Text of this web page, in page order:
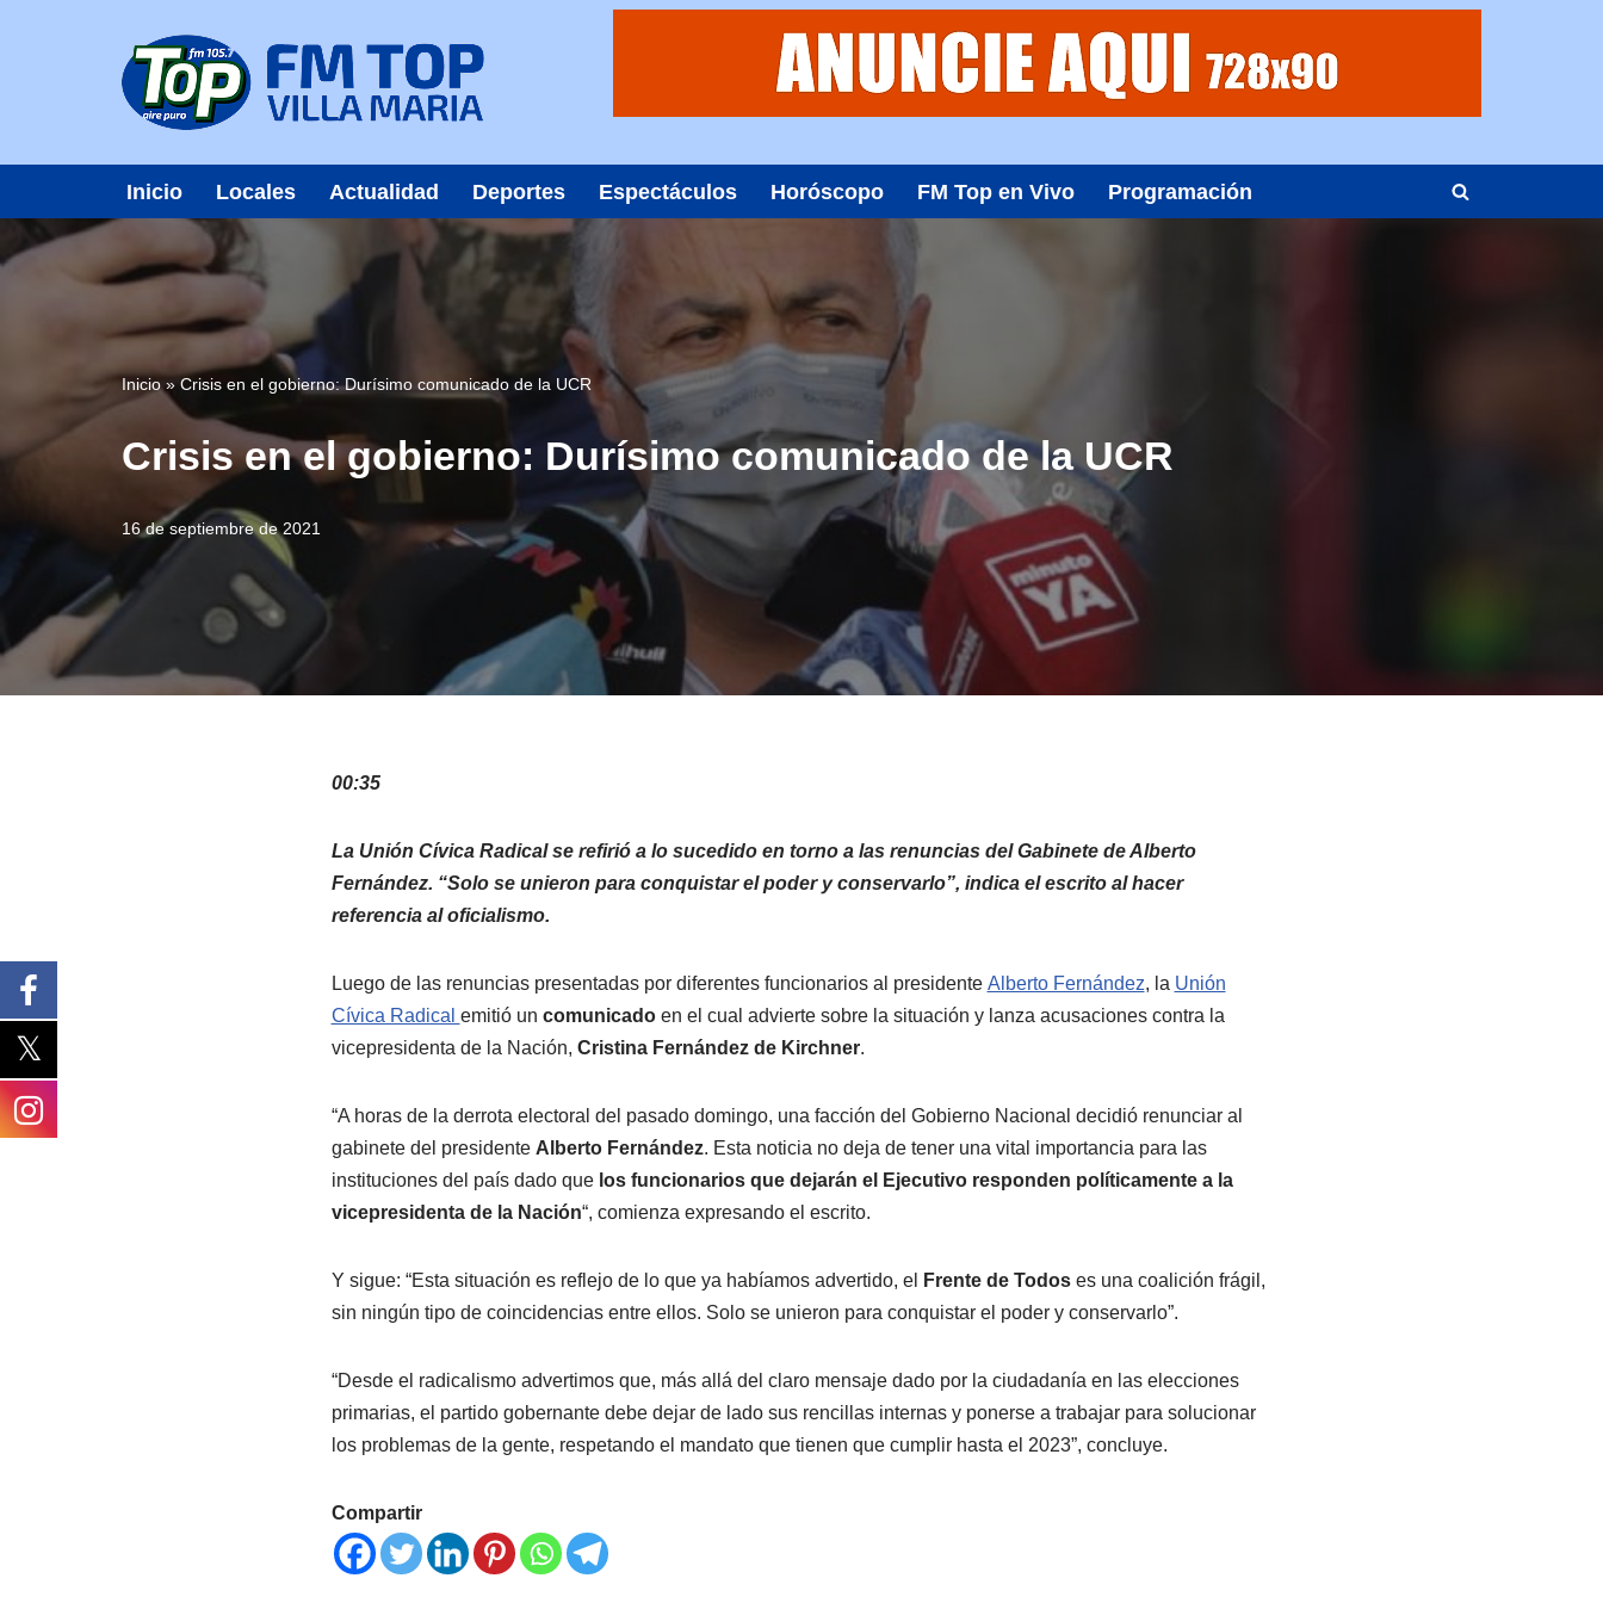
Inicio Locales Actualidad Deportes Espectáculos Horóscopo FM Top en Vivo Programación
Inicio » Crisis en el gobierno: Durísimo comunicado de la UCR
Crisis en el gobierno: Durísimo comunicado de la UCR
16 de septiembre de 2021
00:35
La Unión Cívica Radical se refirió a lo sucedido en torno a las renuncias del Gabinete de Alberto
Fernández. “Solo se unieron para conquistar el poder y conservarlo”, indica el escrito al hacer
referencia al oficialismo.
Luego de las renuncias presentadas por diferentes funcionarios al presidente Alberto Fernández, la Unión
Cívica Radical emitió un comunicado en el cual advierte sobre la situación y lanza acusaciones contra la
vicepresidenta de la Nación, Cristina Fernández de Kirchner.
“A horas de la derrota electoral del pasado domingo, una facción del Gobierno Nacional decidió renunciar al
gabinete del presidente Alberto Fernández. Esta noticia no deja de tener una vital importancia para las
instituciones del país dado que los funcionarios que dejarán el Ejecutivo responden políticamente a la
vicepresidenta de la Nación“, comienza expresando el escrito.
Y sigue: “Esta situación es reflejo de lo que ya habíamos advertido, el Frente de Todos es una coalición frágil,
sin ningún tipo de coincidencias entre ellos. Solo se unieron para conquistar el poder y conservarlo”.
“Desde el radicalismo advertimos que, más allá del claro mensaje dado por la ciudadanía en las elecciones
primarias, el partido gobernante debe dejar de lado sus rencillas internas y ponerse a trabajar para solucionar
los problemas de la gente, respetando el mandato que tienen que cumplir hasta el 2023”, concluye.
Compartir